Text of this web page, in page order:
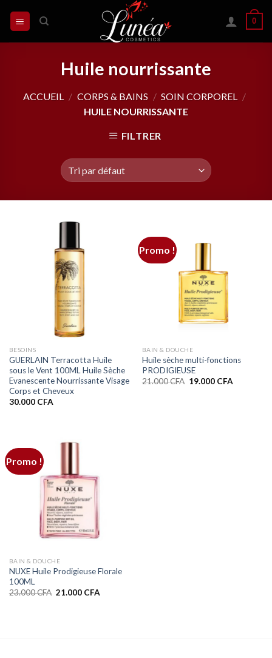
0
Huile nourrissante
ACCUEIL / CORPS & BAINS / SOIN CORPOREL /
HUILE NOURRISSANTE
FILTRER
BESOINS
GUERLAIN Terracotta Huile
sous le Vent 100ML Huile Sèche
Evanescente Nourrissante Visage
Corps et Cheveux
30.000 CFA
Promo !
BAIN & DOUCHE
Huile sèche multi-fonctions
PRODIGIEUSE
21.000CFA Le
19.000 CFALe
Promo !
BAIN & DOUCHE
NUXE Huile Prodigieuse Florale
100ML
23.000CFA Le
21.000 CFALe